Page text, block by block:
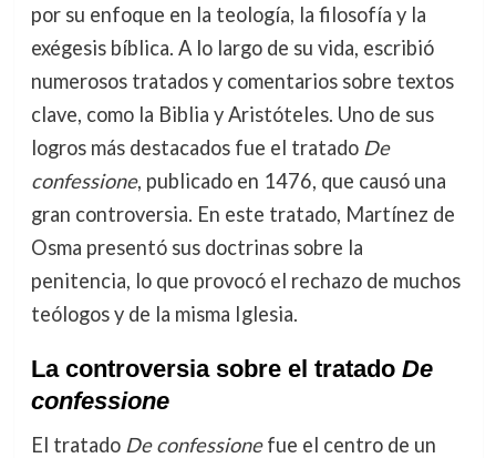
por su enfoque en la teología, la filosofía y la
exégesis bíblica. A lo largo de su vida, escribió
numerosos tratados y comentarios sobre textos
clave, como la Biblia y Aristóteles. Uno de sus
logros más destacados fue el tratado De
confessione, publicado en 1476, que causó una
gran controversia. En este tratado, Martínez de
Osma presentó sus doctrinas sobre la
penitencia, lo que provocó el rechazo de muchos
teólogos y de la misma Iglesia.
La controversia sobre el tratado De
confessione
El tratado De confessionefue el centro de un